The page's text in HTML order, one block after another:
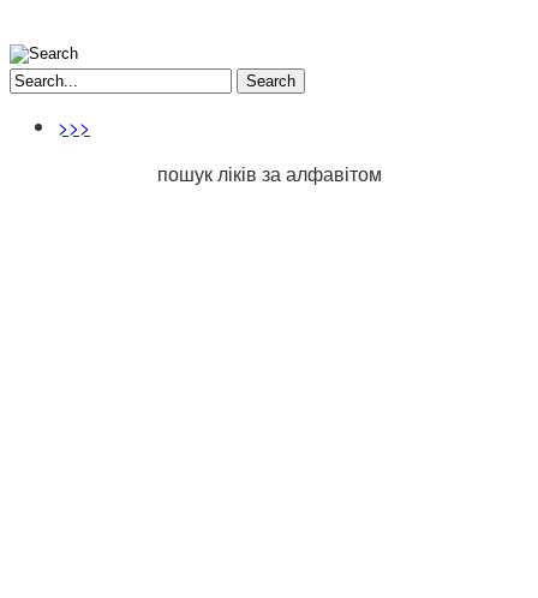
Search
>>>
пошук ліків за алфавітом